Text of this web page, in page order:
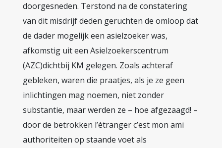
doorgesneden. Terstond na de constatering
van dit misdrijf deden geruchten de omloop dat
de dader mogelijk een asielzoeker was,
afkomstig uit een Asielzoekerscentrum
(AZC)dichtbij KM gelegen. Zoals achteraf
gebleken, waren die praatjes, als je ze geen
inlichtingen mag noemen, niet zonder
substantie, maar werden ze – hoe afgezaagd! –
door de betrokken l’étranger c’est mon ami
authoriteiten op staande voet als